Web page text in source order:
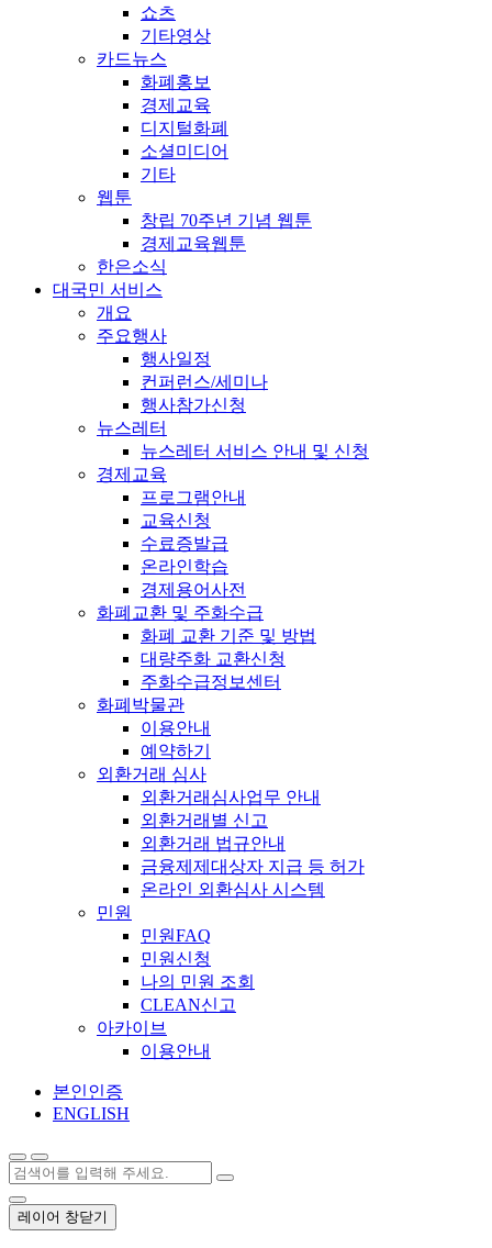
쇼츠
기타영상
카드뉴스
화폐홍보
경제교육
디지털화폐
소셜미디어
기타
웹툰
창립 70주년 기념 웹툰
경제교육웹툰
한은소식
대국민 서비스
개요
주요행사
행사일정
컨퍼런스/세미나
행사참가신청
뉴스레터
뉴스레터 서비스 안내 및 신청
경제교육
프로그램안내
교육신청
수료증발급
온라인학습
경제용어사전
화폐교환 및 주화수급
화폐 교환 기준 및 방법
대량주화 교환신청
주화수급정보센터
화폐박물관
이용안내
예약하기
외환거래 심사
외환거래심사업무 안내
외환거래별 신고
외환거래 법규안내
금융제제대상자 지급 등 허가
온라인 외환심사 시스템
민원
민원FAQ
민원신청
나의 민원 조회
CLEAN신고
아카이브
이용안내
본인인증
ENGLISH
레이어 창닫기